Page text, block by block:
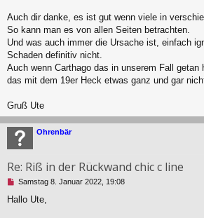
e
n
e
r
i
r
a
Auch dir danke, es ist gut wenn viele in
So kann man es von allen Seiten betrachten.
Und was auch immer die Ursache ist, einfach
Schaden definitiv nicht.
Auch wenn Carthago das in unserem Fall getan
das mit dem 19er Heck etwas ganz und gar
Gruß Ute
Ohrenbär
Re: Riß in der Rückwand chic c line
U
g
Samstag 8. Januar 2022, 19:08
Hallo Ute,